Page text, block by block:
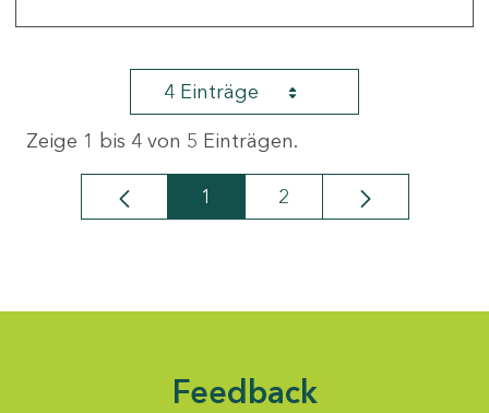
4 Einträge
Zeige 1 bis 4 von 5 Einträgen.
Seite
1 Seite
2
Feedback